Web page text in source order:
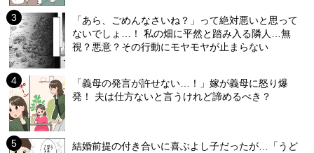
「あら、ごめんなさいね？」って絶対悪いと思って
ないでしょ…！ 私の畑に平然と踏み入る隣人…無
視？悪意？その行動にモヤモヤが止まらない
「義母の発言が許せない…！」嫁が義母に怒り爆
発！ 夫は仕方ないと言うけれど諦めるべき？
結婚前提の付き合いに喜ぶよし子だったが…「うど